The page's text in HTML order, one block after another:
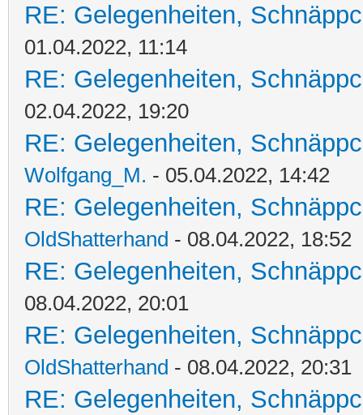
RE: Gelegenheiten,
01.04.2022, 11:14
RE: Gelegenheiten,
02.04.2022, 19:20
RE: Gelegenheiten,
Wolfgang_M. - 05.04.2022, 14:42
RE: Gelegenheiten,
OldShatterhand - 08.04.2022, 18:52
RE: Gelegenheiten,
08.04.2022, 20:01
RE: Gelegenheiten,
OldShatterhand - 08.04.2022, 20:31
RE: Gelegenheiten,